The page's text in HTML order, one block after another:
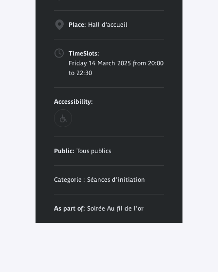
Place: Hall d’accueil
TimeSlots:
Friday 14 March 2025 from 20:00
to 22:30
Accessibility:
Public: Tous publics
Categorie : Séances d'initiation
As part of: Soirée Au fil de l'or